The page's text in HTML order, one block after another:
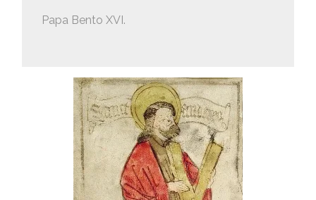
Papa Bento XVI.